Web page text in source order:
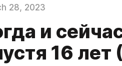
28, 2023
и
16 лет